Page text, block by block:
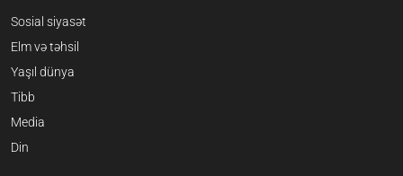
Sosial siyasət
Elm və təhsil
Yaşıl dünya
Tibb
Media
Din